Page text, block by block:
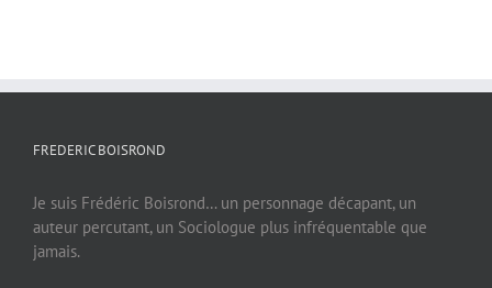
FREDERIC BOISROND
Je suis Frédéric Boisrond… un personnage décapant, un
auteur percutant, un Sociologue plus infréquentable que
jamais.